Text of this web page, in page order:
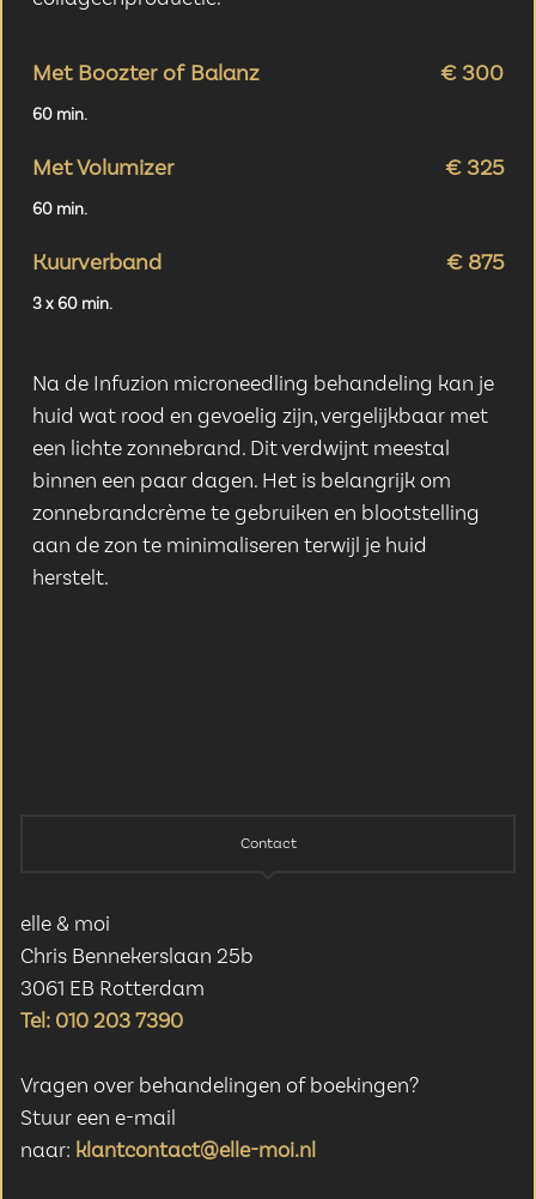
Met Boozter of Balanz € 300
60 min.
Met Volumizer € 325
60 min.
Kuurverband € 875
3 x 60 min.
Na de Infuzion microneedling behandeling kan je
huid wat rood en gevoelig zijn, vergelijkbaar met
een lichte zonnebrand. Dit verdwijnt meestal
binnen een paar dagen. Het is belangrijk om
zonnebrandcrème te gebruiken en blootstelling
aan de zon te minimaliseren terwijl je huid
herstelt.
Contact
elle & moi
Chris Bennekerslaan 25b
3061 EB Rotterdam
Tel: 010 203 7390
Vragen over behandelingen of boekingen?
Stuur een e-mail
naar: klantcontact@elle-moi.nl